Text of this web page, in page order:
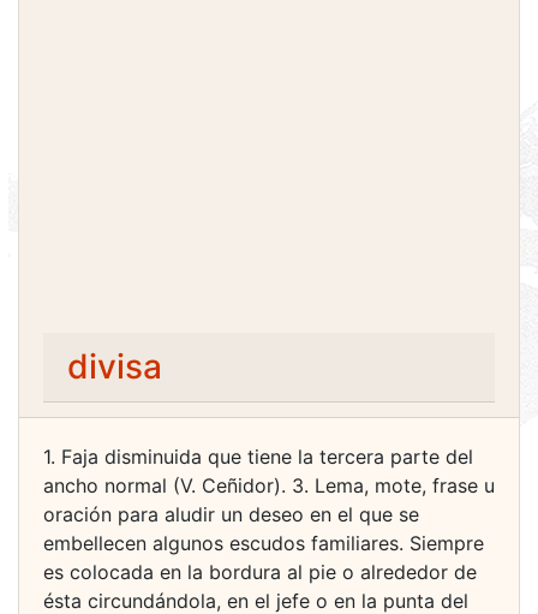
divisa
1. Faja disminuida que tiene la tercera parte del
ancho normal (V. Ceñidor). 3. Lema, mote, frase u
oración para aludir un deseo en el que se
embellecen algunos escudos familiares. Siempre
es colocada en la bordura al pie o alrededor de
ésta circundándola, en el jefe o en la punta del